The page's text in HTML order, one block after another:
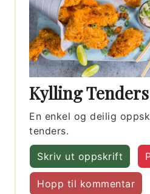
Kylling
En enkel og deilig
tenders.
Skriv ut oppskrift
Hopp til kommentar